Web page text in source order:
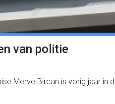
van politie
Merve Bircan is vorig jaar